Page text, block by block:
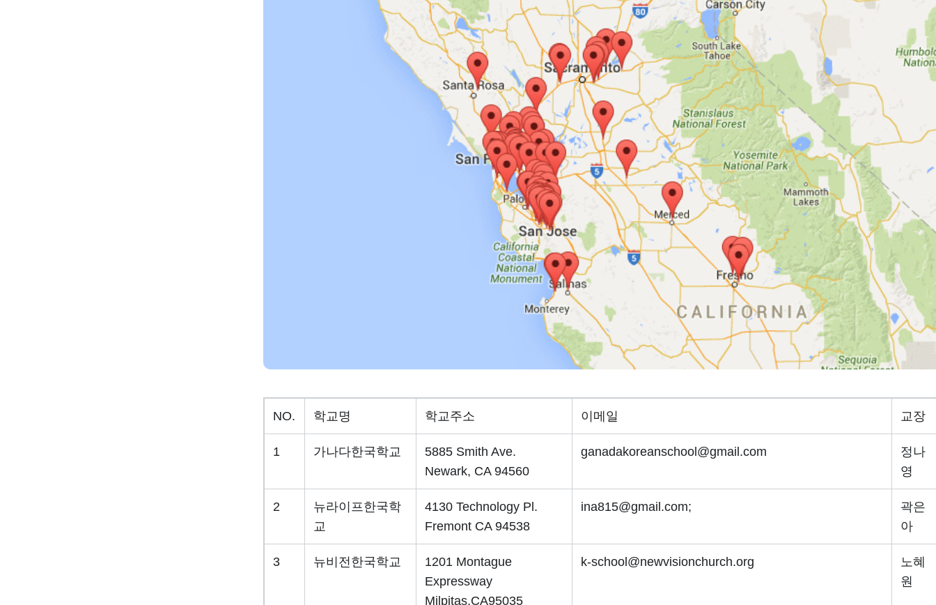
NO. 학교명 학교주소 이메일 교장
1 가나다한국학교
5885 Smith Ave.
Newark, CA 94560
ganadakoreanschool@gmail.com
정나
영
2
뉴라이프한국학
교
4130 Technology Pl.
Fremont CA 94538
ina815@gmail.com;
곽은
아
3 뉴비전한국학교
1201 Montague
Expressway
Milpitas,CA95035
k-school@newvisionchurch.org
노혜
원